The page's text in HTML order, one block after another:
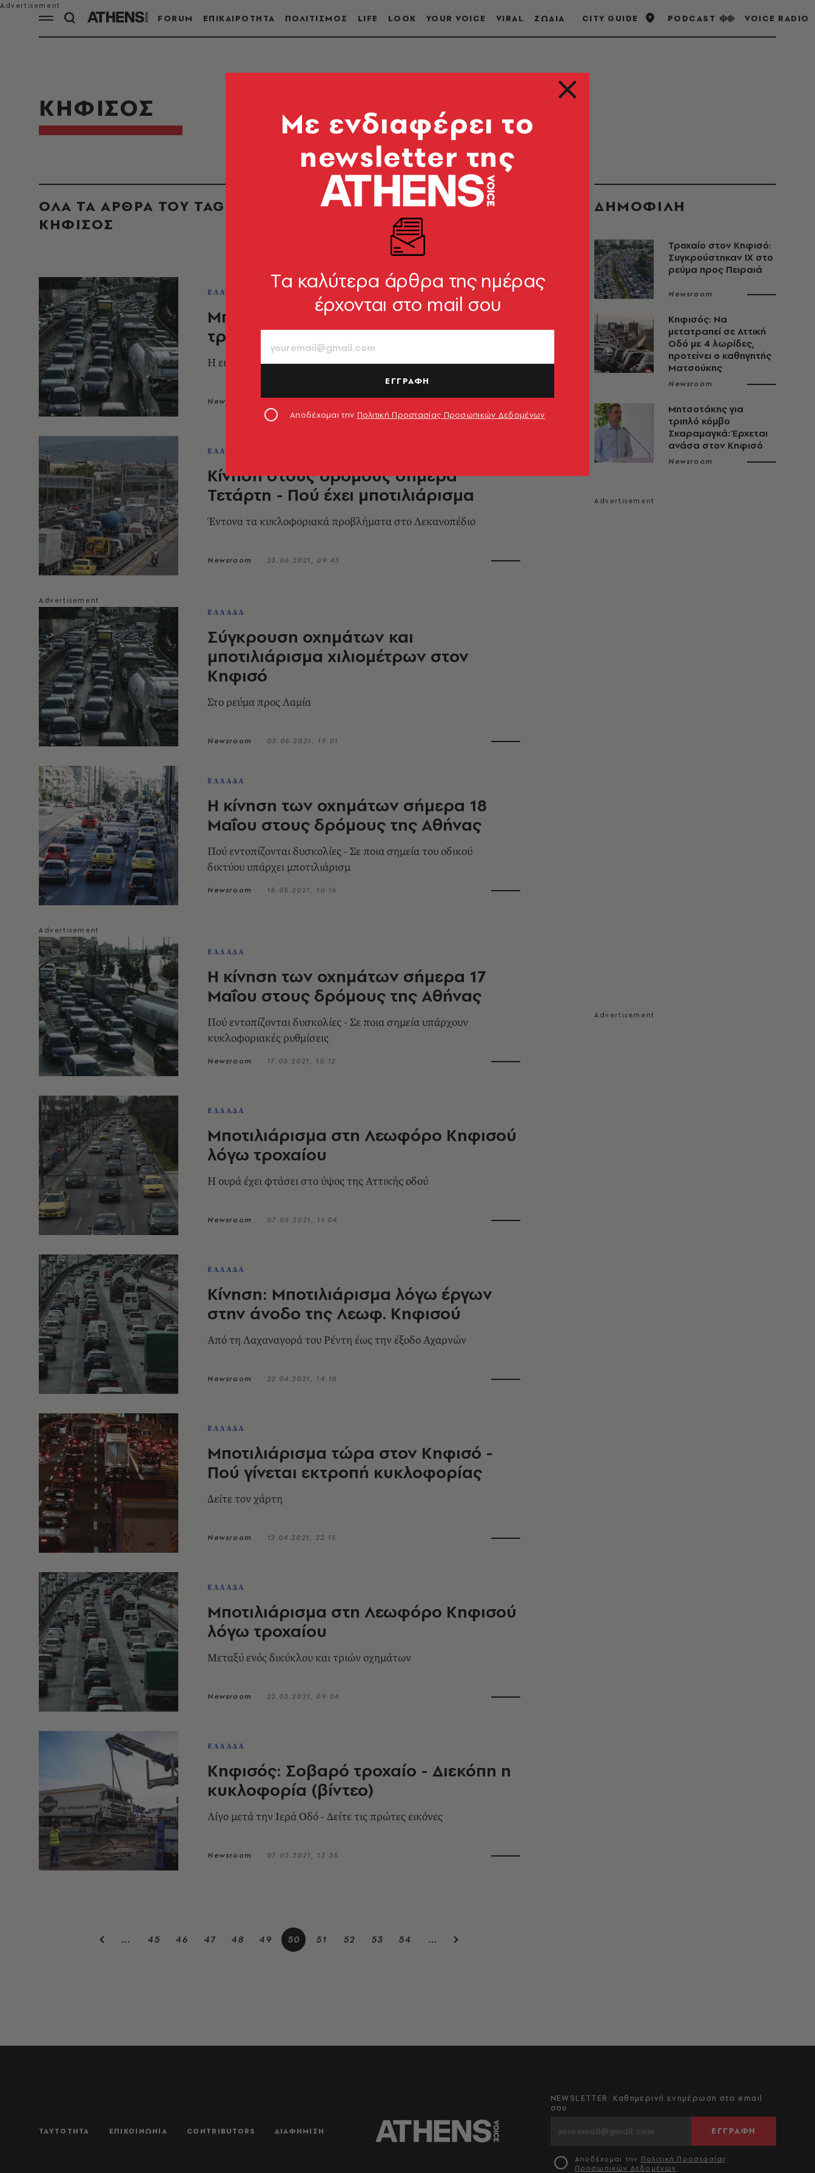
FORUM ΕΠΙΚΑΙΡΟΤΗΤΑ ΠΟΛΙΤΙΣΜΟΣ LIFE LOOK YOUR VOICE VIRAL ΖΩΔΙΑ CITY GUIDE PODCAST VOICE RADIO
ΚΗΦΙΣΟΣ
ΟΛΑ ΤΑ ΑΡΘΡΑ ΤΟΥ TAG
ΚΗΦΙΣΟΣ
ΕΛΛΑΔΑ
Μποτιλιάρισμα στον Κηφισό λόγω
τροχαίου
Η εικόνα της κίνησης τώρα μέσω του χάρτη της Google
Newsroom
ΕΛΛΑΔΑ
Κίνηση στους δρόμους σήμερα
Τετάρτη - Πού έχει μποτιλιάρισμα
Έντονα τα κυκλοφοριακά προβλήματα στο Λεκανοπέδιο
Newsroom 23.06.2021, 09:43
ΕΛΛΑΔΑ
Σύγκρουση οχημάτων και
μποτιλιάρισμα χιλιομέτρων στον
Κηφισό
Στο ρεύμα προς Λαμία
Newsroom 03.06.2021, 19:01
ΕΛΛΑΔΑ
Η κίνηση των οχημάτων σήμερα 18
Μαΐου στους δρόμους της Αθήνας
Πού εντοπίζονται δυσκολίες - Σε ποια σημεία του οδικού
δικτύου υπάρχει μποτιλιάρισμ
Newsroom 18.05.2021, 10:16
ΕΛΛΑΔΑ
Η κίνηση των οχημάτων σήμερα 17
Μαΐου στους δρόμους της Αθήνας
Πού εντοπίζονται δυσκολίες - Σε ποια σημεία υπάρχουν
κυκλοφοριακές ρυθμίσεις
Newsroom 17.05.2021, 10:12
ΕΛΛΑΔΑ
Μποτιλιάρισμα στη Λεωφόρο Κηφισού
λόγω τροχαίου
Η ουρά έχει φτάσει στο ύψος της Αττικής οδού
Newsroom 07.05.2021, 11:04
ΕΛΛΑΔΑ
Κίνηση: Μποτιλιάρισμα λόγω έργων
στην άνοδο της Λεωφ. Κηφισού
Από τη Λαχαναγορά του Ρέντη έως την έξοδο Αχαρνών
Newsroom 22.04.2021, 14:10
ΕΛΛΑΔΑ
Μποτιλιάρισμα τώρα στον Κηφισό -
Πού γίνεται εκτροπή κυκλοφορίας
Δείτε τον χάρτη
Newsroom 12.04.2021, 22:15
ΕΛΛΑΔΑ
Μποτιλιάρισμα στη Λεωφόρο Κηφισού
λόγω τροχαίου
Μεταξύ ενός δικύκλου και τριών οχημάτων
Newsroom 22.03.2021, 09:04
ΕΛΛΑΔΑ
Κηφισός: Σοβαρό τροχαίο - Διεκόπη η
κυκλοφορία (βίντεο)
Λίγο μετά την Ιερά Οδό - Δείτε τις πρώτες εικόνες
Newsroom 07.03.2021, 13:35
… 45 46 47 48 49 50 51 52 53 54 …
ΔΗΜΟΦΙΛΗ
Τροχαίο στον Κηφισό:
Συγκρούστηκαν ΙΧ στο
ρεύμα προς Πειραιά
Newsroom
Κηφισός: Να
μετατραπεί σε Αττική
Οδό με 4 λωρίδες,
προτείνει ο καθηγητής
Ματσούκης
Newsroom
Μητσοτάκης για
τριπλό κόμβο
Σκαραμαγκά: Έρχεται
ανάσα στον Κηφισό
Newsroom
ΤΑΥΤΟΤΗΤΑ ΕΠΙΚΟΙΝΩΝΙΑ CONTRIBUTORS ΔΙΑΦΗΜΙΣΗ
NEWSLETTER: Καθημερινή ενημέρωση στο email
σου
ΕΓΓΡΑΦΗ
Αποδέχομαι την Πολιτική Προστασίας
Προσωπικών Δεδομένων
Mε ενδιαφέρει το
newsletter της
Tα καλύτερα άρθρα της ημέρας
έρχονται στο mail σου
ΕΓΓΡΑΦΗ
Αποδέχομαι την Πολιτική Προστασίας Προσωπικών Δεδομένων